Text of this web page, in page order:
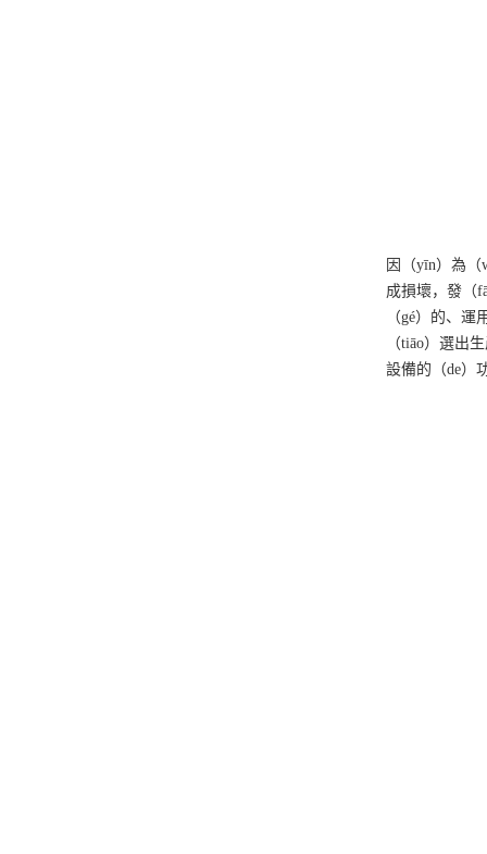
因（yīn）為
成損壞，發（
（gé）的、
（tiāo）選出
設備的（de）